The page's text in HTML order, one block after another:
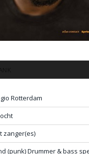
Rotterdam
zanger(es)
(punk) Drummer & bass